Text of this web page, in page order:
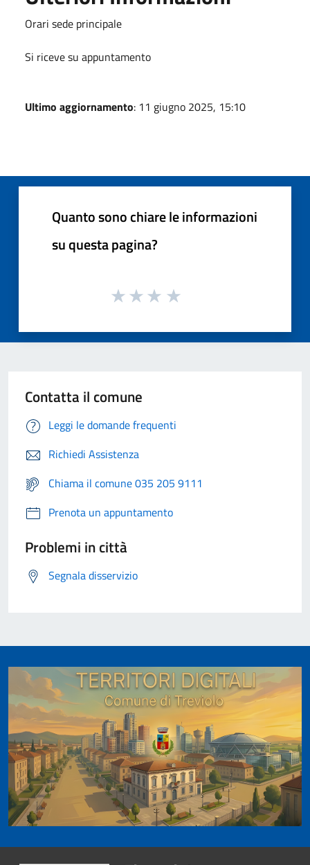
Orari sede principale
Si riceve su appuntamento
Ultimo aggiornamento: 11 giugno 2025, 15:10
Quanto sono chiare le informazioni
su questa pagina?
Contatta il comune
Leggi le domande frequenti
Richiedi Assistenza
Chiama il comune 035 205 9111
Prenota un appuntamento
Problemi in città
Segnala disservizio